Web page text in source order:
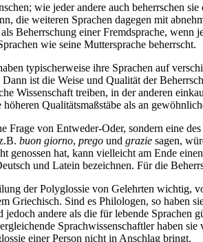
wie jeder andere auch beherrschen
die weiteren Sprachen dagegen mit
Beherrschung einer Fremdsprache,
wie seine Muttersprache beherrscht.
typischerweise ihre Sprachen auf
ist die Weise und Qualität der
Wissenschaft treiben, in der anderen
Qualitätsmaßstäbe als an
Frage von Entweder-Oder, sondern eine
buon giorno, prego und grazie sagen,
genossen hat, kann vielleicht am Ende
und Latein bezeichnen. Für die
der Polyglossie von Gelehrten wichtig,
Griechisch. Sind es Philologen, so haben
jedoch andere als die für lebende
Sprachwissenschaftler haben
einer Person nicht in Anschlag bringt.